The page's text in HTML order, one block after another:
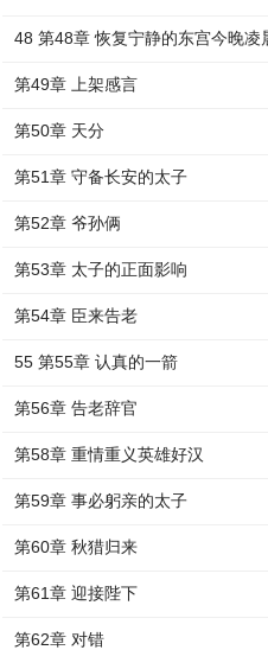
48 第48章 恢复宁静的东宫今晚凌
第49章 上架感言
第50章 天分
第51章 守备长安的太子
第52章 爷孙俩
第53章 太子的正面影响
第54章 臣来告老
55 第55章 认真的一箭
第56章 告老辞官
第58章 重情重义英雄好汉
第59章 事必躬亲的太子
第60章 秋猎归来
第61章 迎接陛下
第62章 对错